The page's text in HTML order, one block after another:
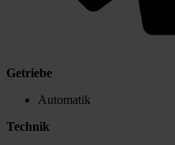
Getriebe
Automatik
Technik